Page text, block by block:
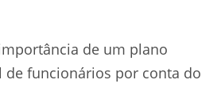
de um plano
funcionários por conta do